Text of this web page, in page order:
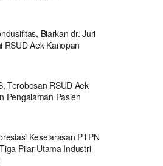
Biarkan dr. Juri
RSUD Aek Kanopan
Terobosan RSUD Aek
Pengalaman Pasien
Keselarasan PTPN
Pilar Utama Industri